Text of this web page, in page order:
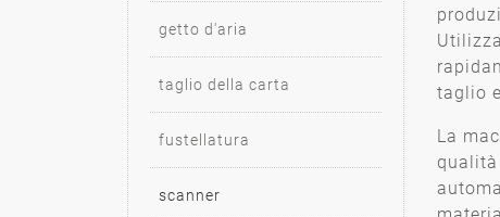
getto d'aria
taglio della carta
fustellatura
scanner
taglio
La